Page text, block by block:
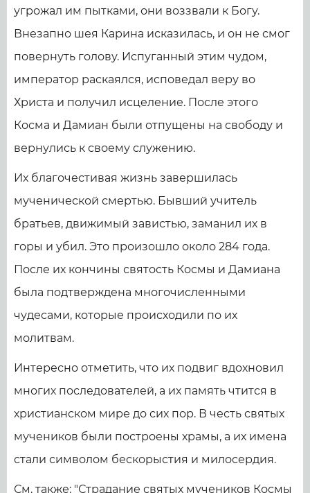
угрожал им пытками, они воззвали к Богу.
Внезапно шея Карина исказилась, и он не смог
повернуть голову. Испуганный этим чудом,
император раскаялся, исповедал веру во
Христа и получил исцеление. После этого
Косма и Дамиан были отпущены на свободу и
вернулись к своему служению.
Их благочестивая жизнь завершилась
мученической смертью. Бывший учитель
братьев, движимый завистью, заманил их в
горы и убил. Это произошло около 284 года.
После их кончины святость Космы и Дамиана
была подтверждена многочисленными
чудесами, которые происходили по их
молитвам.
Интересно отметить, что их подвиг вдохновил
многих последователей, а их память чтится в
христианском мире до сих пор. В честь святых
мучеников были построены храмы, а их имена
стали символом бескорыстия и милосердия.
См. также: "Страдание святых мучеников Космы